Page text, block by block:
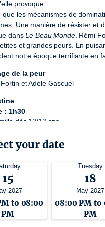
provoque…
que les mécanismes de
Une manière de résister et
dans Le Beau Monde , Rémi
et grandes peurs. En
notre époque terrifiante en
de la peur
et Adèle Gascuel
: 1h30
dès 12/13 ans
number: 3-1119753
your date
15
2027
to 08:00
PM
Tuesday
18
May 2027
08:00 PM to
PM